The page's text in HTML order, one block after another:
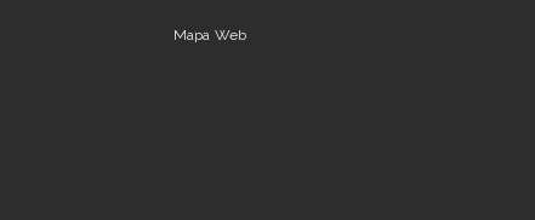
Mapa Web